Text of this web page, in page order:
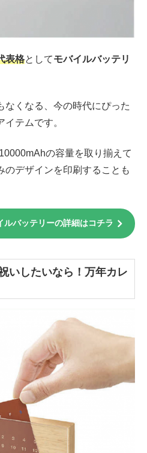
表格としてモバイルバッテリ
なくなる、今の時代にぴった
テムです。
の容量を取り揃えて
のデザインを印刷することも
ルバッテリーの詳細はコチラ
いしたいなら！万年カレ